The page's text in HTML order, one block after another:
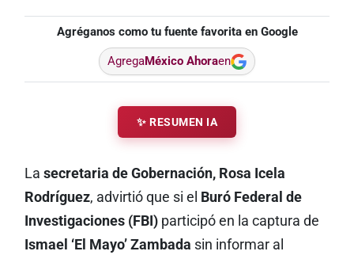
Agréganos como tu fuente favorita en Google
AgregaMéxico Ahoraen
✨ RESUMEN IA
La secretaria de Gobernación, Rosa Icela
Rodríguez, advirtió que si el Buró Federal de
Investigaciones (FBI)participó en la captura de
Ismael ‘El Mayo’ Zambada sin informar al